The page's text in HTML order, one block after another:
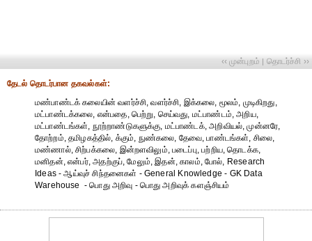
‹‹ முன்புறம் | தொடர்ச்சி ››
தேட‌ல் தொட‌ர்பான தகவ‌ல்க‌ள்:
மண்பாண்டக் கலையின் வளர்ச்சி, வளர்ச்சி, இக்கலை, மூலம், முடிகிறது,
மட்பாண்டக்கலை, என்பதை, பெற்று, செய்வது, மட்பாண்டம், அறிய,
மட்பாண்டங்கள், நூற்றாண்டுகளுக்கு, மட்பாண்டக், அறிவியல், முன்னரே,
தோற்றம், தமிழகத்தில், க்கும், நுண்கலை, தேவை, பாண்டங்கள், சிலை,
மண்ணால், சிற்பக்கலை, இன்றளவிலும், படைப்பு, பற்றிய, தொடக்க,
மனிதன், என்பர், அதற்குப், மேலும், இதன், காலம், போல், Research
Ideas - ஆய்வுச் சிந்தனைகள் - General Knowledge - GK Data
Warehouse - பொது அறிவு - பொது அறிவுக் களஞ்சியம்